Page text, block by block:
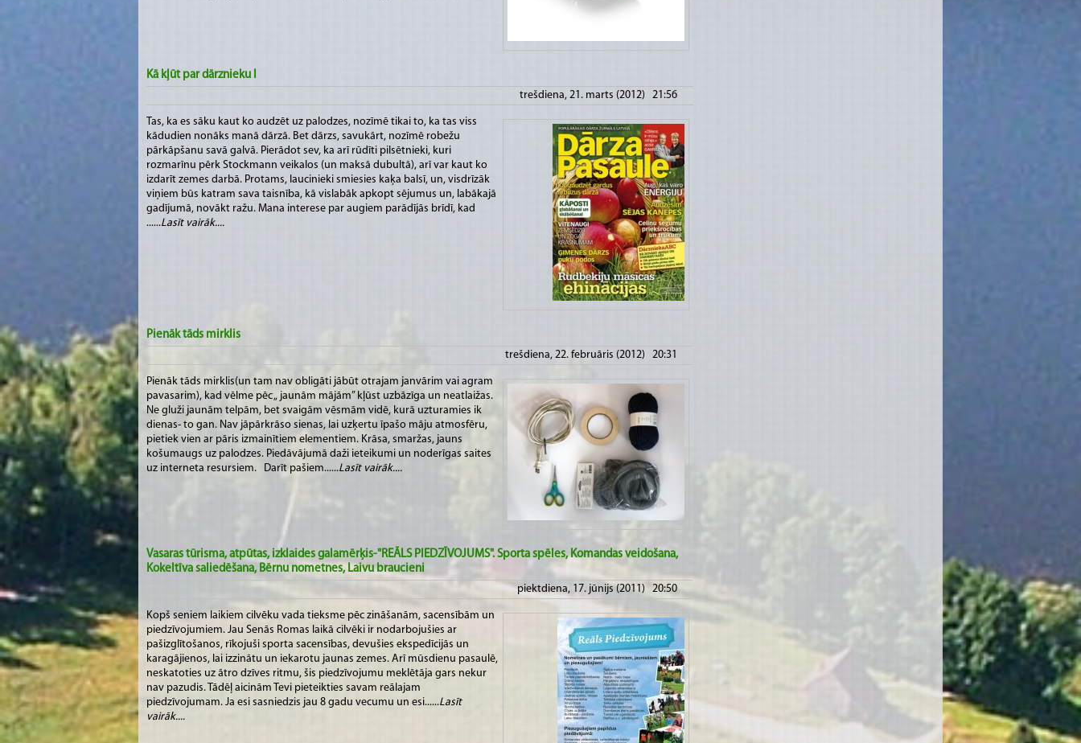
Kā kļūt par dārznieku I
trešdiena, 21. marts (2012) 21:56
Tas, ka es sāku kaut ko audzēt uz palodzes, nozīmē tikai to, ka tas viss
kādudien nonāks manā dārzā. Bet dārzs, savukārt, nozīmē robežu
pārkāpšanu savā galvā. Pierādot sev, ka arī rūdīti pilsētnieki, kuri
rozmarīnu pērk Stockmann veikalos (un maksā dubultā), arī var kaut ko
izdarīt zemes darbā. Protams, laucinieki smiesies kaķa balsī, un, visdrīzāk
viņiem būs katram sava taisnība, kā vislabāk apkopt sējumus un, labākajā
gadījumā, novākt ražu. Mana interese par augiem parādījās brīdī, kad
......Lasīt vairāk....
Pienāk tāds mirklis
trešdiena, 22. februāris (2012) 20:31
Pienāk tāds mirklis(un tam nav obligāti jābūt otrajam janvārim vai agram
pavasarim), kad vēlme pēc „ jaunām mājām” kļūst uzbāzīga un neatlaižas.
Ne gluži jaunām telpām, bet svaigām vēsmām vidē, kurā uzturamies ik
dienas- to gan. Nav jāpārkrāso sienas, lai uzķertu īpašo māju atmosfēru,
pietiek vien ar pāris izmainītiem elementiem. Krāsa, smaržas, jauns
košumaugs uz palodzes. Piedāvājumā daži ieteikumi un noderīgas saites
uz interneta resursiem. Darīt pašiem......Lasīt vairāk....
Vasaras tūrisma, atpūtas, izklaides galamērķis-"REĀLS PIEDZĪVOJUMS". Sporta spēles, Komandas veidošana,
Kokeltīva saliedēšana, Bērnu nometnes, Laivu braucieni
piektdiena, 17. jūnijs (2011) 20:50
Kopš seniem laikiem cilvēku vada tieksme pēc zināšanām, sacensībām un
piedzīvojumiem. Jau Senās Romas laikā cilvēki ir nodarbojušies ar
pašizglītošanos, rīkojuši sporta sacensības, devušies ekspedīcijās un
karagājienos, lai izzinātu un iekarotu jaunas zemes. Arī mūsdienu pasaulē,
neskatoties uz ātro dzīves ritmu, šis piedzīvojumu meklētāja gars nekur
nav pazudis. Tādēļ aicinām Tevi pieteikties savam reālajam
piedzīvojumam. Ja esi sasniedzis jau 8 gadu vecumu un esi......Lasīt
vairāk....